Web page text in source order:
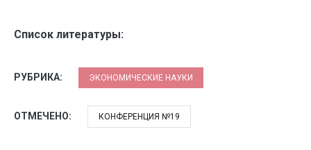
Список литературы:
РУБРИКА: ЭКОНОМИЧЕСКИЕ НАУКИ
ОТМЕЧЕНО: КОНФЕРЕНЦИЯ №19